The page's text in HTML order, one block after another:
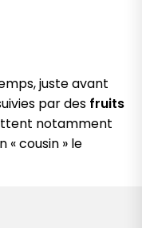
juste avant
par des fruits
notamment
« cousin » le